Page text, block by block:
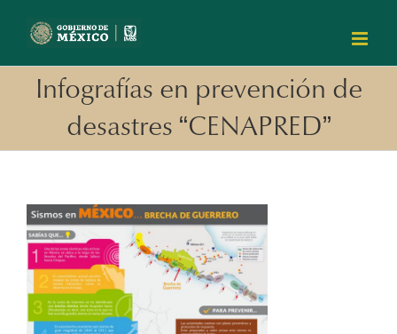
Infografías en prevención de
desastres “CENAPRED”
View
Larger
Image